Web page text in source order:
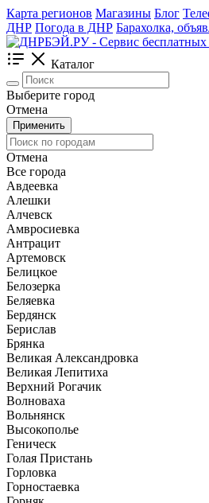
Карта регионов Магазины Блог
ДНР Погода в ДНР Барахолка,
Каталог
Выберите город
Отмена
Применить
Отмена
Все города
Авдеевка
Алешки
Алчевск
Амвросиевка
Антрацит
Артемовск
Белицкое
Белозерка
Беляевка
Бердянск
Берислав
Брянка
Великая Александровка
Великая Лепитиха
Верхний Рогачик
Волноваха
Вольнянск
Высокополье
Геническ
Голая Пристань
Горловка
Горностаевка